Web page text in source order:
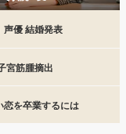
声優 結婚発表
宮筋腫摘出
恋を卒業するには